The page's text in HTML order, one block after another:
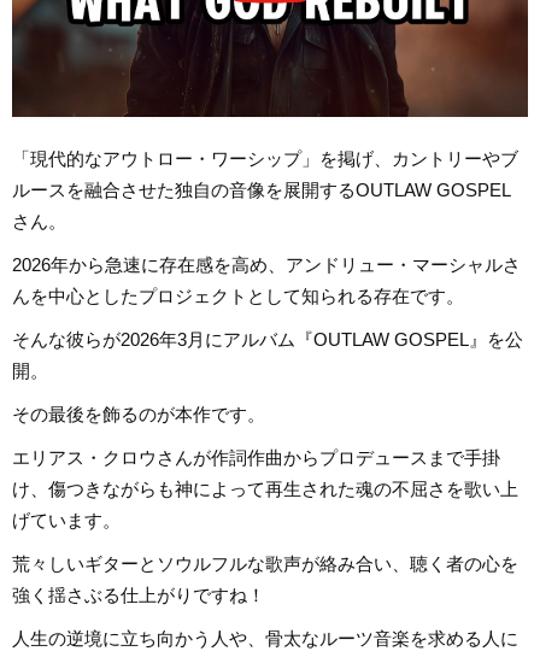
「現代的なアウトロー・ワーシップ」を掲げ、カントリーやブ
ルースを融合させた独自の音像を展開するOUTLAW GOSPEL
さん。
2026年から急速に存在感を高め、アンドリュー・マーシャルさ
んを中心としたプロジェクトとして知られる存在です。
そんな彼らが2026年3月にアルバム『OUTLAW GOSPEL』を公
開。
その最後を飾るのが本作です。
エリアス・クロウさんが作詞作曲からプロデュースまで手掛
け、傷つきながらも神によって再生された魂の不屈さを歌い上
げています。
荒々しいギターとソウルフルな歌声が絡み合い、聴く者の心を
強く揺さぶる仕上がりですね！
人生の逆境に立ち向かう人や、骨太なルーツ音楽を求める人に